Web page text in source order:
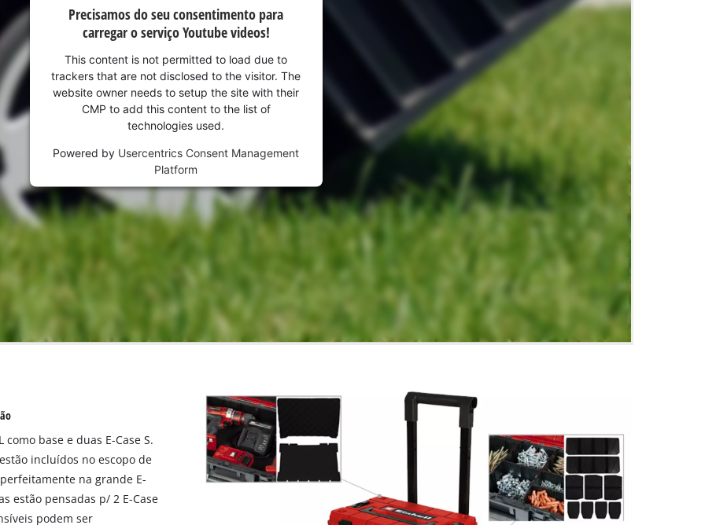
to the list of technologies used.
Powered by
Usercentrics Consent
Management Platform
Precisamos do seu consentimento para
carregar o serviço Youtube videos!
This content is not permitted to load due to
trackers that are not disclosed to the visitor. The
website owner needs to setup the site with their
CMP to add this content to the list of
technologies used.
Powered by Usercentrics Consent Management
Platform
base e duas E-Case S.
incluídos no escopo de
na grande E-
estão pensadas p/ 2 E-Case
podem ser